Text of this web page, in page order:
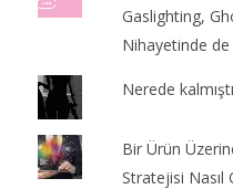
Gaslighting,
Nihayetinde
Nerede
Bir Ürün
Stratejisi Nasıl